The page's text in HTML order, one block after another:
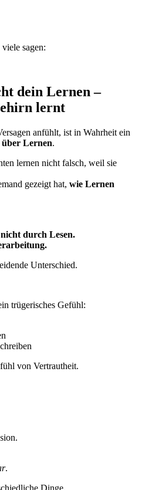
sagen:
dein Lernen –
lernt
anfühlt, ist in Wahrheit ein
über Lernen.
lernen nicht falsch, weil sie
gezeigt hat, wie Lernen
durch Lesen.
Unterschied.
trügerisches Gefühl:
von Vertrautheit.
.